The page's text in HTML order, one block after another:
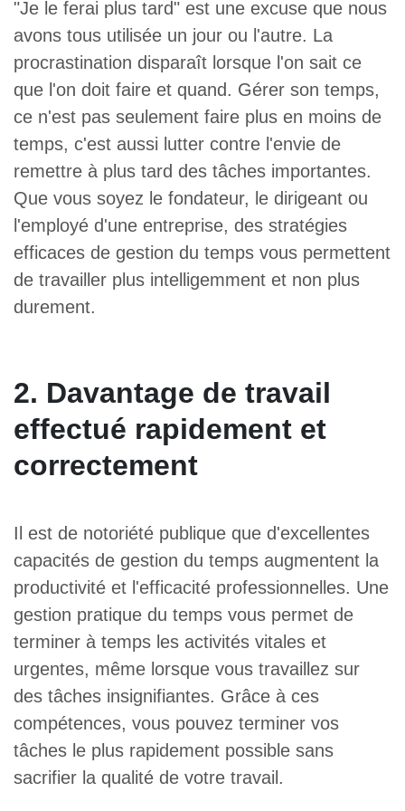
"Je le ferai plus tard" est une excuse que nous
avons tous utilisée un jour ou l'autre. La
procrastination disparaît lorsque l'on sait ce
que l'on doit faire et quand. Gérer son temps,
ce n'est pas seulement faire plus en moins de
temps, c'est aussi lutter contre l'envie de
remettre à plus tard des tâches importantes.
Que vous soyez le fondateur, le dirigeant ou
l'employé d'une entreprise, des stratégies
efficaces de gestion du temps vous permettent
de travailler plus intelligemment et non plus
durement.
2. Davantage de travail
effectué rapidement et
correctement
Il est de notoriété publique que d'excellentes
capacités de gestion du temps augmentent la
productivité et l'efficacité professionnelles. Une
gestion pratique du temps vous permet de
terminer à temps les activités vitales et
urgentes, même lorsque vous travaillez sur
des tâches insignifiantes. Grâce à ces
compétences, vous pouvez terminer vos
tâches le plus rapidement possible sans
sacrifier la qualité de votre travail.